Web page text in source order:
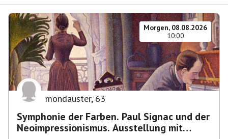
Morgen, 08.08.2026
10:00
mondauster, 63
Symphonie der Farben. Paul Signac und der
Neoimpressionismus. Ausstellung mit